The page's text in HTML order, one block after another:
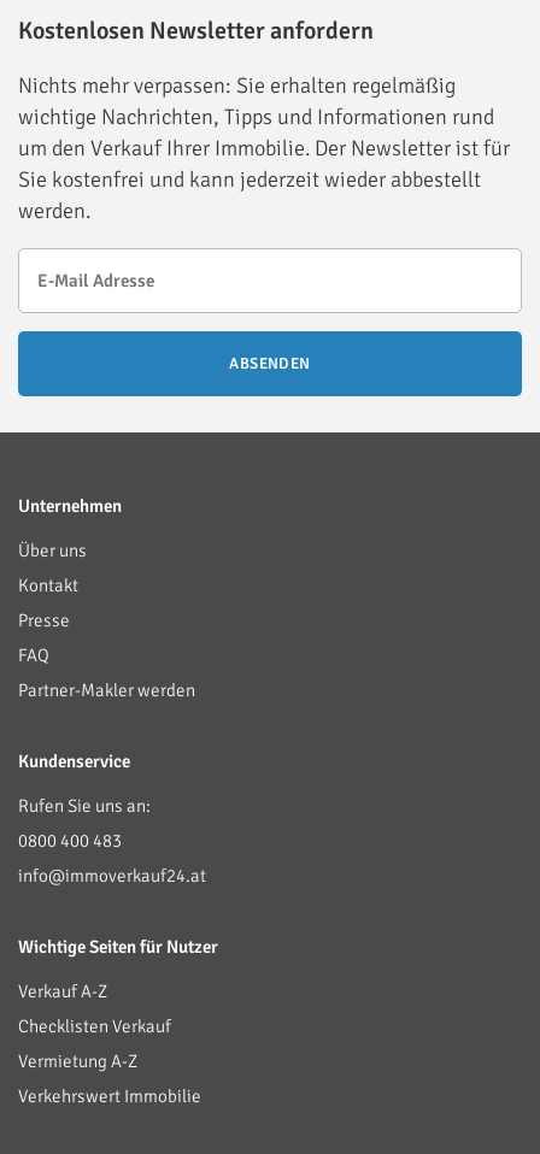
Kostenlosen Newsletter anfordern
Nichts mehr verpassen: Sie erhalten regelmäßig
wichtige Nachrichten, Tipps und Informationen rund
um den Verkauf Ihrer Immobilie. Der Newsletter ist für
Sie kostenfrei und kann jederzeit wieder abbestellt
werden.
ABSENDEN
Unternehmen
Über uns
Kontakt
Presse
FAQ
Partner-Makler werden
Kundenservice
Rufen Sie uns an:
0800 400 483
info@immoverkauf24.at
Wichtige Seiten für Nutzer
Verkauf A-Z
Checklisten Verkauf
Vermietung A-Z
Verkehrswert Immobilie